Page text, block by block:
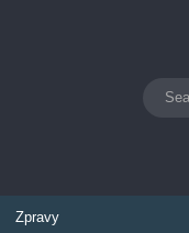
Switch
Zpravy